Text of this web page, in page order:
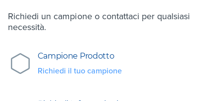
Richiedi un campione o contattaci per qualsiasi
necessità.
Campione Prodotto
Richiedi il tuo campione